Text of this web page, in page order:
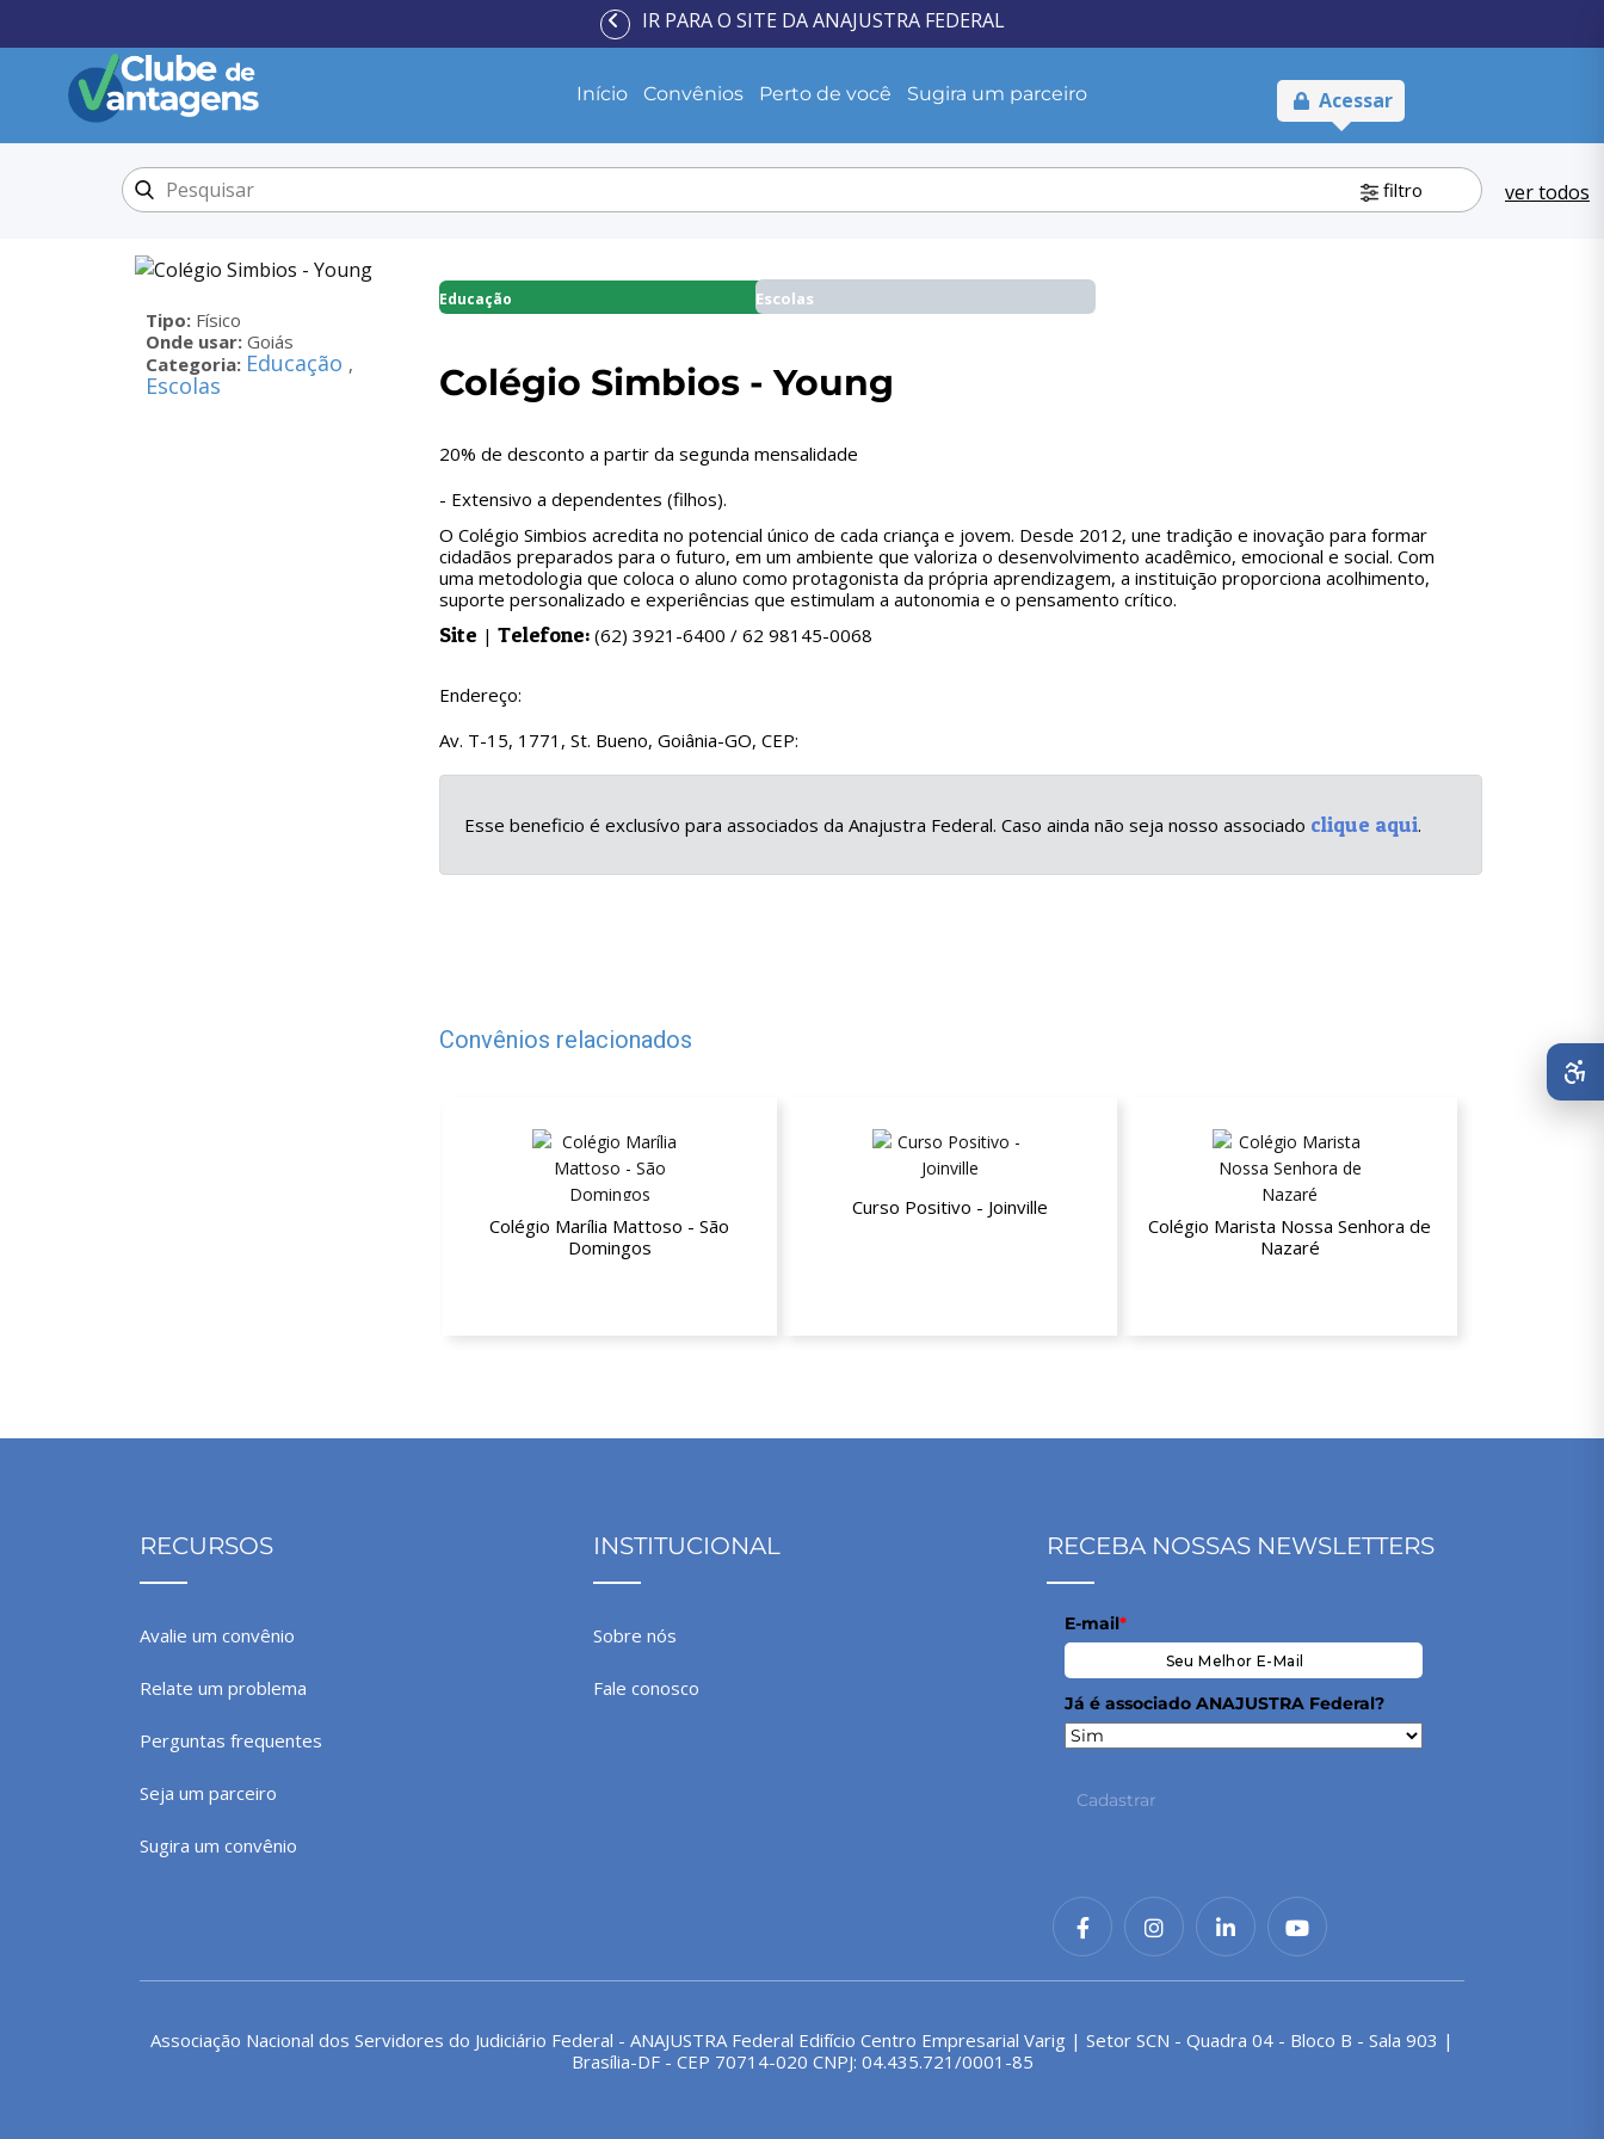
IR PARA O SITE DA ANAJUSTRA FEDERAL
Início Convênios Perto de você Sugira um parceiro Acessar
filtro ver todos
Tipo: Físico
Onde usar: Goiás
Categoria: Educação ,
Escolas
Educação Escolas
Colégio Simbios - Young
20% de desconto a partir da segunda mensalidade
- Extensivo a dependentes (filhos).
O Colégio Simbios acredita no potencial único de cada criança e jovem. Desde 2012, une tradição e inovação para formar
cidadãos preparados para o futuro, em um ambiente que valoriza o desenvolvimento acadêmico, emocional e social. Com
uma metodologia que coloca o aluno como protagonista da própria aprendizagem, a instituição proporciona acolhimento,
suporte personalizado e experiências que estimulam a autonomia e o pensamento crítico.
Site | Telefone: (62) 3921-6400 / 62 98145-0068
Endereço:
Av. T-15, 1771, St. Bueno, Goiânia-GO, CEP:
Esse beneficio é exclusívo para associados da Anajustra Federal. Caso ainda não seja nosso associado clique aqui.
Convênios relacionados
Colégio Marília Mattoso - São
Domingos
Curso Positivo - Joinville
Colégio Marista Nossa Senhora de
Nazaré
RECURSOS
Avalie um convênio
Relate um problema
Perguntas frequentes
Seja um parceiro
Sugira um convênio
INSTITUCIONAL
Sobre nós
Fale conosco
RECEBA NOSSAS NEWSLETTERS
E-mail*
Já é associado ANAJUSTRA Federal?
Cadastrar
Associação Nacional dos Servidores do Judiciário Federal - ANAJUSTRA Federal Edifício Centro Empresarial Varig | Setor SCN - Quadra 04 - Bloco B - Sala 903 |
Brasília-DF - CEP 70714-020 CNPJ: 04.435.721/0001-85